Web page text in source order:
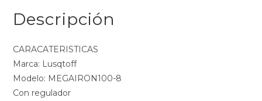
Descripción
CARACATERISTICAS
Marca: Lusqtoff
Modelo: MEGAIRON100-8
Con regulador